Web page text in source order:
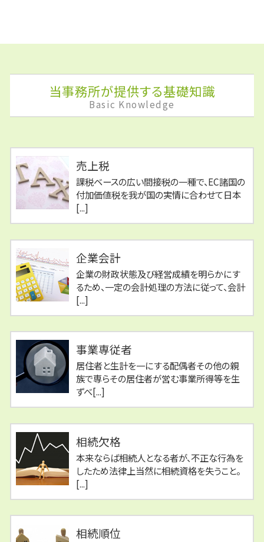
当事務所が提供する基礎知識
Basic Knowledge
売上税
課税ベースの広い間接税の一種で、EC諸国の
付加価値税を我が国の実情に合わせて日本
[...]
企業会計
企業の財政状態及び経営成績を明らかにす
るため、一定の会計処理の方法に従って、会計
[...]
事業専従者
居住者と生計を一にする配偶者その他の親
族で専らその居住者が営む事業所得等を生
ずべ[...]
相続欠格
本来ならば相続人となる者が、不正な行為を
したため法律上当然に相続資格を失うこと。
[...]
相続順位